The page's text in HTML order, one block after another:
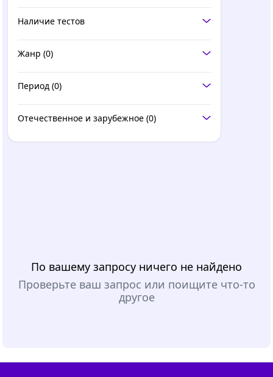
Наличие тестов
Жанр (0)
Период (0)
Отечественное и зарубежное (0)
По вашему запросу ничего не найдено
Проверьте ваш запрос или поищите что-то
другое